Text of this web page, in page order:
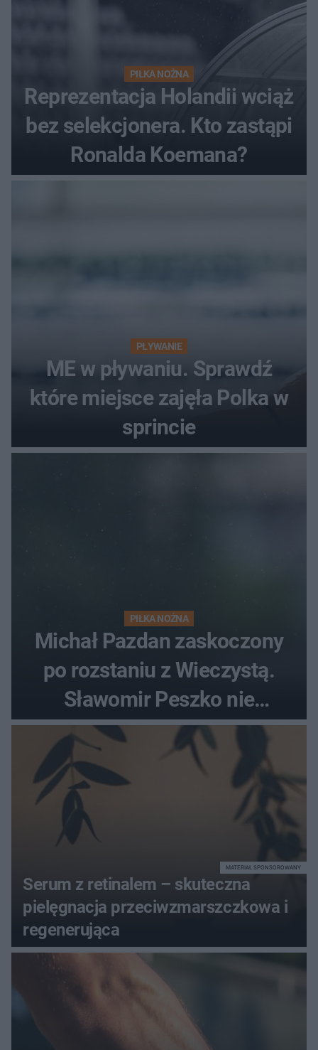
PIŁKA NOŻNA
Reprezentacja Holandii wciąż
bez selekcjonera. Kto zastąpi
Ronalda Koemana?
PŁYWANIE
ME w pływaniu. Sprawdź
które miejsce zajęła Polka w
sprincie
PIŁKA NOŻNA
Michał Pazdan zaskoczony
po rozstaniu z Wieczystą.
Sławomir Peszko nie
dotrzymał słowa?
Serum z retinalem – skuteczna
pielęgnacja przeciwzmarszczkowa i
regenerująca
MATERIAŁ SPONSOROWANY